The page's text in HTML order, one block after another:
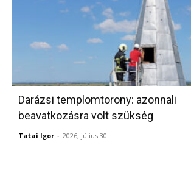
Darázsi templomtorony: azonnali
beavatkozásra volt szükség
Tatai Igor - 2026, július 30.